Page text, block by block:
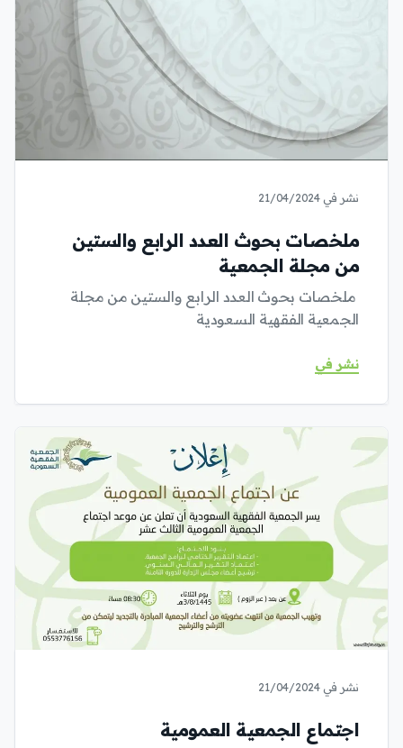
نشر في 21/04/2024
ملخصات بحوث العدد الرابع والستين
من مجلة الجمعية
ملخصات بحوث العدد الرابع والستين من مجلة
الجمعية الفقهية السعودية
نشر في
نشر في 21/04/2024
اجتماع الجمعية العمومية